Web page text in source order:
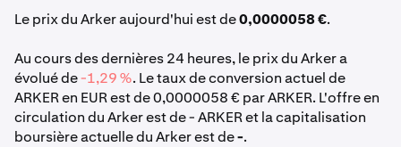
Le prix du Arker aujourd'hui est de0,0000058 €.
Au cours des dernières 24 heures, le prix du Arker a
évolué de-1,29 %. Le taux de conversion actuel de
ARKER en EUR est de 0,0000058 € par ARKER. L'offre en
circulation du Arker est de - ARKER et la capitalisation
boursière actuelle du Arker est de-.